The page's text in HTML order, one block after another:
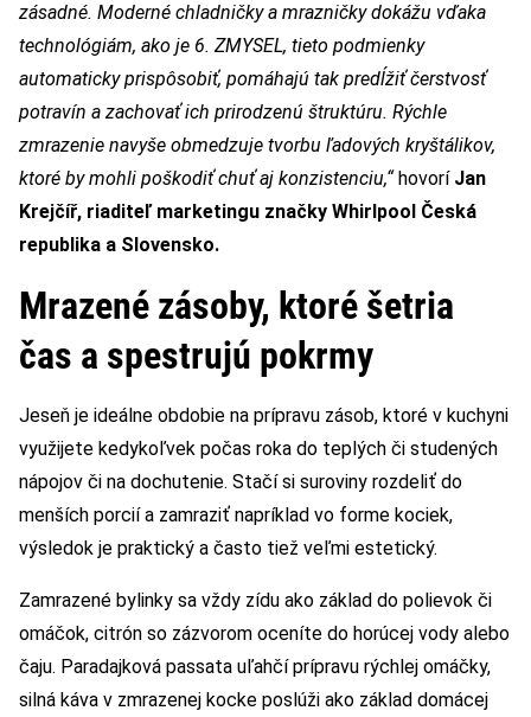
zásadné. Moderné chladničky a mrazničky dokážu vďaka
technológiám, ako je 6. ZMYSEL, tieto podmienky
automaticky prispôsobiť, pomáhajú tak predĺžiť čerstvosť
potravín a zachovať ich prirodzenú štruktúru. Rýchle
zmrazenie navyše obmedzuje tvorbu ľadových kryštálikov,
ktoré by mohli poškodiť chuť aj konzistenciu,“ hovorí Jan
Krejčíř, riaditeľ marketingu značky Whirlpool Česká
republika a Slovensko.
Mrazené zásoby, ktoré šetria
čas a spestrujú pokrmy
Jeseň je ideálne obdobie na prípravu zásob, ktoré v kuchyni
využijete kedykoľvek počas roka do teplých či studených
nápojov či na dochutenie. Stačí si suroviny rozdeliť do
menších porcií a zamraziť napríklad vo forme kociek,
výsledok je praktický a často tiež veľmi estetický.
Zamrazené bylinky sa vždy zídu ako základ do polievok či
omáčok, citrón so zázvorom oceníte do horúcej vody alebo
čaju. Paradajková passata uľahčí prípravu rýchlej omáčky,
silná káva v zmrazenej kocke poslúži ako základ domácej